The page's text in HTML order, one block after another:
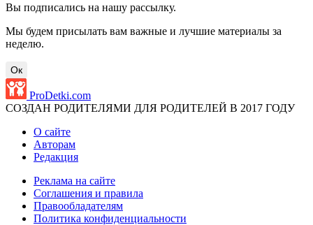
Вы подписались на нашу рассылку.
Мы будем присылать вам важные и лучшие материалы за
неделю.
Ок
ProDetki.com
СОЗДАН РОДИТЕЛЯМИ ДЛЯ РОДИТЕЛЕЙ В 2017 ГОДУ
О сайте
Авторам
Редакция
Реклама на сайте
Соглашения и правила
Правообладателям
Политика конфиденциальности